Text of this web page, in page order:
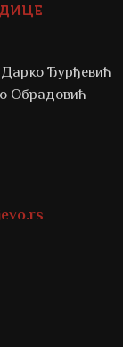
Ђурђевић
Обрадовић